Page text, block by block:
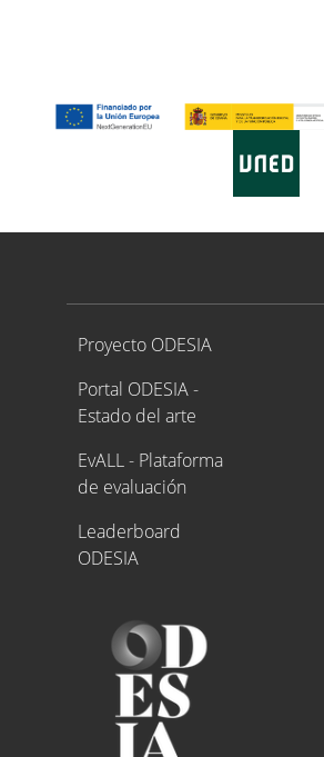
Proyecto ODESIA
Proyecto ODESIA
Portal ODESIA -
Estado del arte
EvALL - Plataforma
de evaluación
Leaderboard
ODESIA